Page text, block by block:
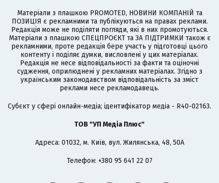
Матеріали з плашкою PROMOTED, НОВИНИ КОМПАНІЙ та
ПОЗИЦІЯ є рекламними та публікуються на правах реклами.
Редакція може не поділяти погляди, які в них промотуються.
Матеріали з плашкою СПЕЦПРОЄКТ та ЗА ПІДТРИМКИ також є
рекламними, проте редакція бере участь у підготовці цього
контенту і поділяє думки, висловлені у цих матеріалах.
Редакція не несе відповідальності за факти та оціночні
судження, оприлюднені у рекламних матеріалах. Згідно з
українським законодавством відповідальність за зміст
реклами несе рекламодавець.
Cубєкт у сфері онлайн-медіа; ідентифікатор медіа - R40-02163.
ТОВ "УП Медіа Плюс"
Адреса: 01032, м. Київ, вул. Жилянська, 48, 50А
Телефон: +380 95 641 22 07